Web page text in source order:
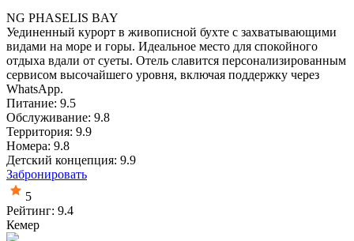
NG PHASELIS BAY
Уединенный курорт в живописной бухте с захватывающими
видами на море и горы. Идеальное место для спокойного
отдыха вдали от суеты. Отель славится персонализированным
сервисом высочайшего уровня, включая поддержку через
WhatsApp.
Питание: 9.5
Обслуживание: 9.8
Территория: 9.9
Номера: 9.8
Детский концепция: 9.9
Забронировать
5
Рейтинг: 9.4
Кемер